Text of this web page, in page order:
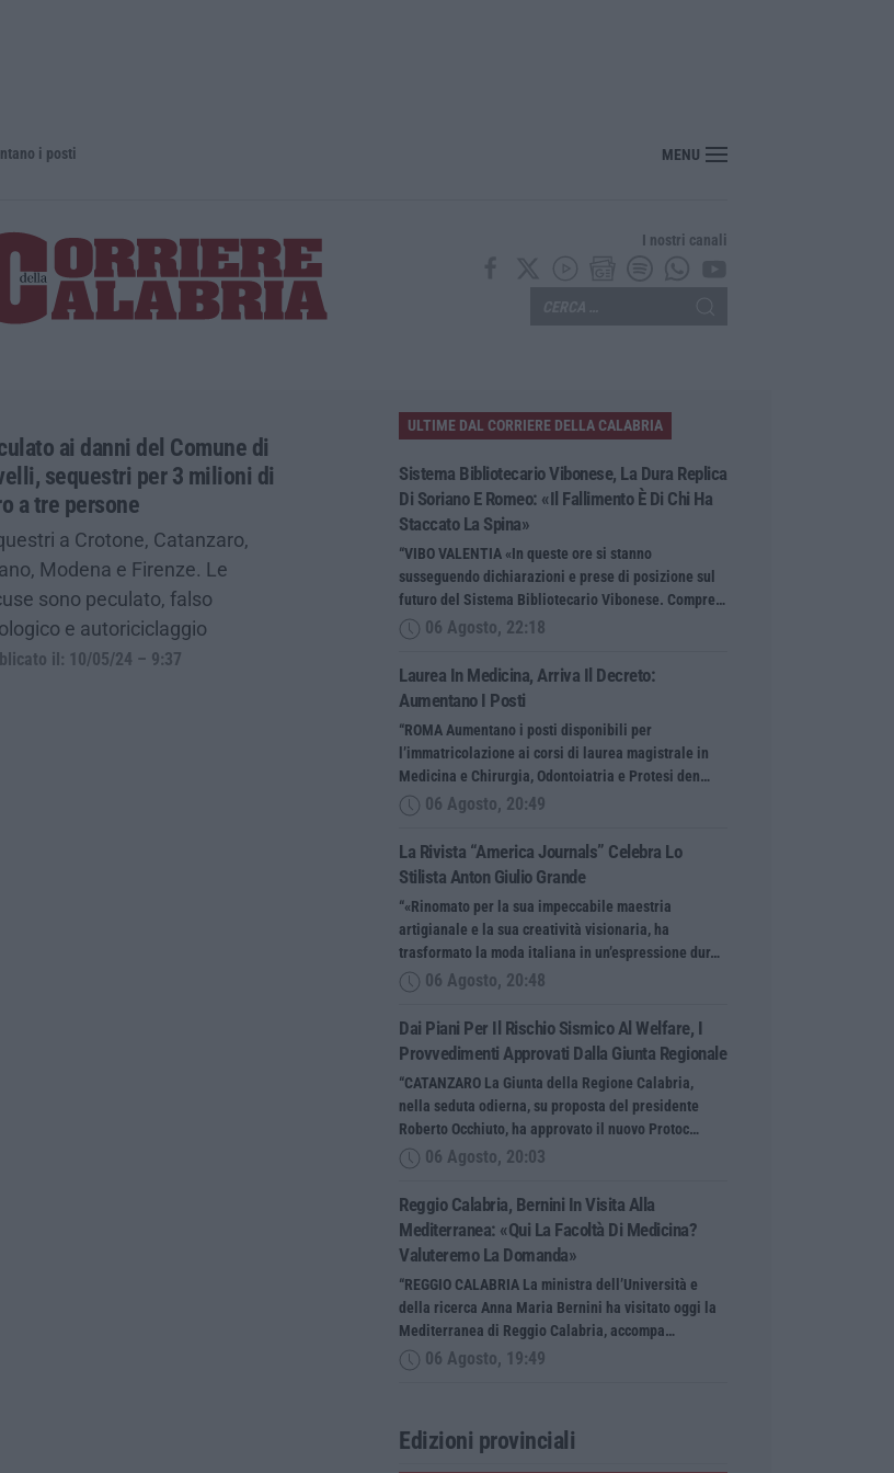
La rivista “America Journals” celebra lo stilista Anton Giulio Grande
MENU
I nostri canali
ai danni del Comune di
sequestri per 3 milioni di
a tre persone
a Crotone, Catanzaro,
Modena e Firenze. Le
sono peculato, falso
e autoriciclaggio
il: 10/05/24 – 9:37
ULTIME DAL CORRIERE DELLA CALABRIA
Sistema Bibliotecario Vibonese, La Dura Replica
Di Soriano E Romeo: «Il Fallimento È Di Chi Ha
Staccato La Spina»
“VIBO VALENTIA «In queste ore si stanno
susseguendo dichiarazioni e prese di posizione sul
futuro del Sistema Bibliotecario Vibonese. Compre…
06 Agosto, 22:18
Laurea In Medicina, Arriva Il Decreto:
Aumentano I Posti
“ROMA Aumentano i posti disponibili per
l’immatricolazione ai corsi di laurea magistrale in
Medicina e Chirurgia, Odontoiatria e Protesi den…
06 Agosto, 20:49
La Rivista “America Journals” Celebra Lo
Stilista Anton Giulio Grande
“«Rinomato per la sua impeccabile maestria
artigianale e la sua creatività visionaria, ha
trasformato la moda italiana in un’espressione dur…
06 Agosto, 20:48
Dai Piani Per Il Rischio Sismico Al Welfare, I
Provvedimenti Approvati Dalla Giunta Regionale
“CATANZARO La Giunta della Regione Calabria,
nella seduta odierna, su proposta del presidente
Roberto Occhiuto, ha approvato il nuovo Protoc…
06 Agosto, 20:03
Reggio Calabria, Bernini In Visita Alla
Mediterranea: «Qui La Facoltà Di Medicina?
Valuteremo La Domanda»
“REGGIO CALABRIA La ministra dell’Università e
della ricerca Anna Maria Bernini ha visitato oggi la
Mediterranea di Reggio Calabria, accompa…
06 Agosto, 19:49
Edizioni provinciali